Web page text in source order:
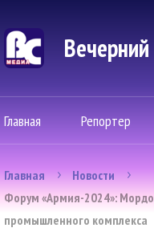
Главная Репортер
Главная
Новости
Форум «Армия-2024»:
промышленного комплекса